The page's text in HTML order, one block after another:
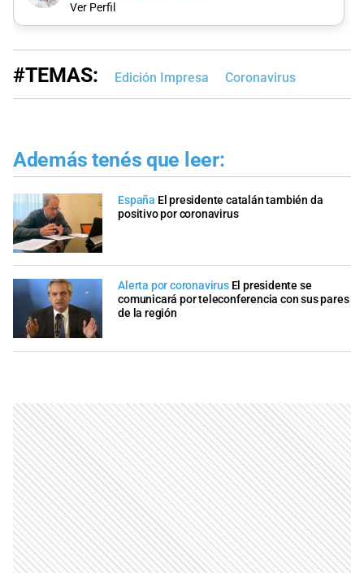
Ver Perfil
#TEMAS: Edición Impresa Coronavirus
Además tenés que leer:
España El presidente catalán también da
positivo por coronavirus
Alerta por coronavirus El presidente se
comunicará por teleconferencia con sus pares
de la región